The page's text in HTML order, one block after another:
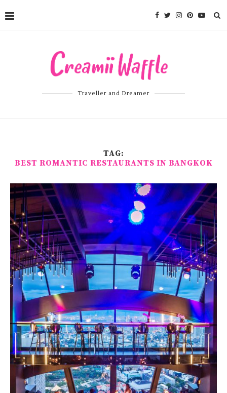
Traveller and Dreamer
TAG:
BEST ROMANTIC RESTAURANTS IN BANGKOK